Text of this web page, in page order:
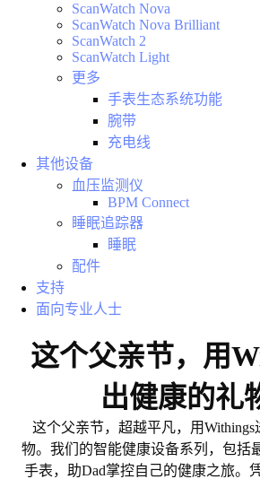
ScanWatch Nova
ScanWatch Nova Brilliant
ScanWatch 2
ScanWatch Light
更多
手表生态系统功能
腕带
充电线
其他设备
血压监测仪
BPM Connect
睡眠追踪器
睡眠
配件
支持
面向专业人士
这个父亲节，用
出健康的礼
这个父亲节，超越平凡，用
物。我们的智能健康设备系列，包括
手表，助Dad掌控自己的健康之旅。